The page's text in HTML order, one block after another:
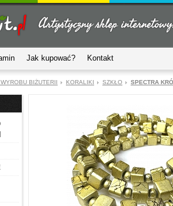
Jak kupować? Kontakt
BIŻUTERII KORALIKI SZKŁO SPECTRA